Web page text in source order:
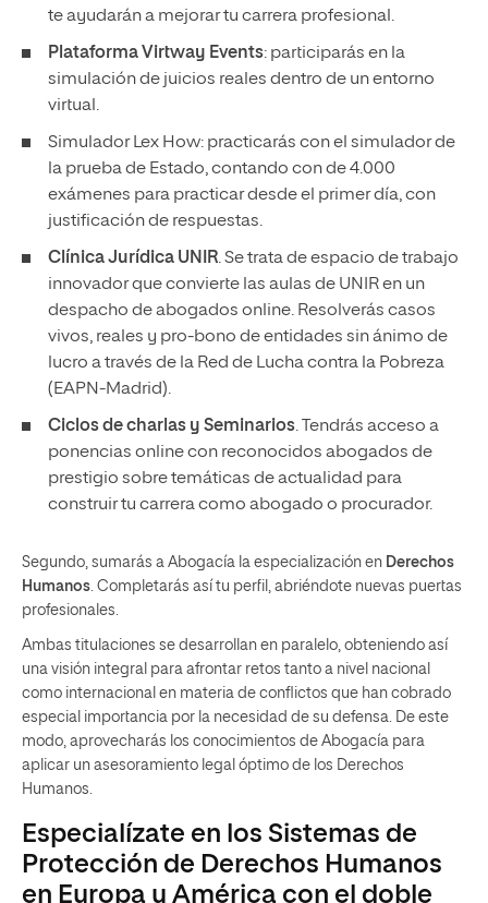
te ayudarán a mejorar tu carrera profesional.
Plataforma Virtway Events: participarás en la
simulación de juicios reales dentro de un entorno
virtual.
Simulador Lex How: practicarás con el simulador de
la prueba de Estado, contando con de 4.000
exámenes para practicar desde el primer día, con
justificación de respuestas.
Clínica Jurídica UNIR. Se trata de espacio de trabajo
innovador que convierte las aulas de UNIR en un
despacho de abogados online. Resolverás casos
vivos, reales y pro-bono de entidades sin ánimo de
lucro a través de la Red de Lucha contra la Pobreza
(EAPN-Madrid).
Ciclos de charlas y Seminarios. Tendrás acceso a
ponencias online con reconocidos abogados de
prestigio sobre temáticas de actualidad para
construir tu carrera como abogado o procurador.
Segundo, sumarás a Abogacía la especialización en Derechos
Humanos. Completarás así tu perfil, abriéndote nuevas puertas
profesionales.
Ambas titulaciones se desarrollan en paralelo, obteniendo así
una visión integral para afrontar retos tanto a nivel nacional
como internacional en materia de conflictos que han cobrado
especial importancia por la necesidad de su defensa. De este
modo, aprovecharás los conocimientos de Abogacía para
aplicar un asesoramiento legal óptimo de los Derechos
Humanos.
Especialízate en los Sistemas de
Protección de Derechos Humanos
en Europa y América con el doble